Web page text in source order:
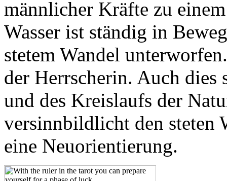
männlicher Kräfte zu
Wasser ist ständig in
stetem Wandel
der Herrscherin. Auch
und des Kreislaufs der
versinnbildlicht den steten
eine Neuorientierung.